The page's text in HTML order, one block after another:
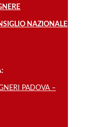
NAZIONALE
PADOVA –